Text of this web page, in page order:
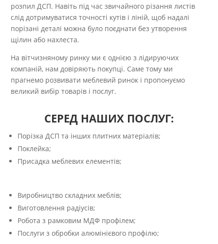
розпил ДСП. Навіть під час звичайного різання листів
слід дотримуватися точності кутів і ліній, щоб надалі
порізані деталі можна було поєднати без утворення
щілин або нахлеста.
На вітчизняному ринку ми є однією з лідируючих
компаній, нам довіряють покупці. Саме тому ми
прагнемо розвивати меблевий ринок і пропонуємо
великий вибір товарів і послуг.
СЕРЕД НАШИХ ПОСЛУГ:
Порізка ДСП та інших плитних матеріалів;
Поклейка;
Присадка меблевих елементів;
Виробництво складних меблів;
Виготовлення радіусів;
Робота з рамковим МДФ профілем;
Послуги з обробки алюмінієвого профілю;